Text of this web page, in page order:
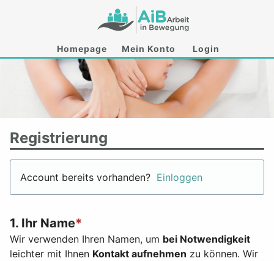
Homepage Mein Konto Login
Registrierung
Account bereits vorhanden? Einloggen
1. Ihr Name*
Wir verwenden Ihren Namen, um bei Notwendigkeit
leichter mit Ihnen Kontakt aufnehmen zu können. Wir